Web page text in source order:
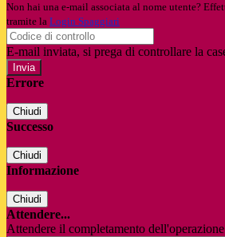
Non hai una e-mail associata al nome utente?
tramite la Login Spaggiari
E-mail inviata, si prega di controllare la
Errore
Chiudi
Successo
Chiudi
Informazione
Chiudi
Attendere...
Attendere il completamento